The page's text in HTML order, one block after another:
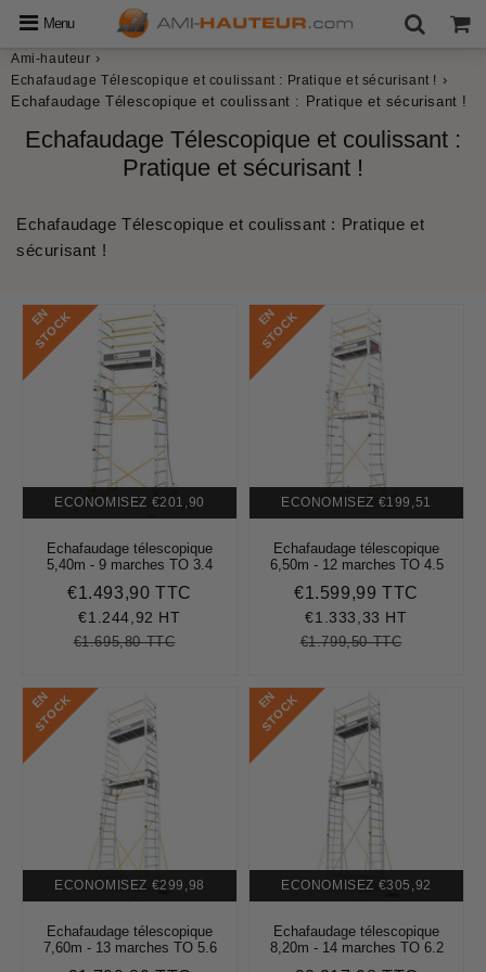
Menu
Ami-hauteur ›
Echafaudage Télescopique et coulissant : Pratique et sécurisant ! ›
Echafaudage Télescopique et coulissant : Pratique et sécurisant !
Echafaudage Télescopique et coulissant :
Pratique et sécurisant !
Echafaudage Télescopique et coulissant : Pratique et
sécurisant !
E
N
S
T
O
C
K
ECONOMISEZ €201,90
Echafaudage télescopique
5,40m - 9 marches TO 3.4
Prix
réduit
€1.493,90 TTC
€1.244,92 HT
Prix
€1.695,80 TTC€1.695,80
E
N
S
T
O
C
K
ECONOMISEZ €199,51
Echafaudage télescopique
6,50m - 12 marches TO 4.5
Prix
réduit
€1.599,99 TTC
€1.333,33 HT
Prix
€1.799,50 TTC€1.799,50
E
N
S
T
O
C
K
ECONOMISEZ €299,98
Echafaudage télescopique
7,60m - 13 marches TO 5.6
E
N
S
T
O
C
K
ECONOMISEZ €305,92
Echafaudage télescopique
8,20m - 14 marches TO 6.2